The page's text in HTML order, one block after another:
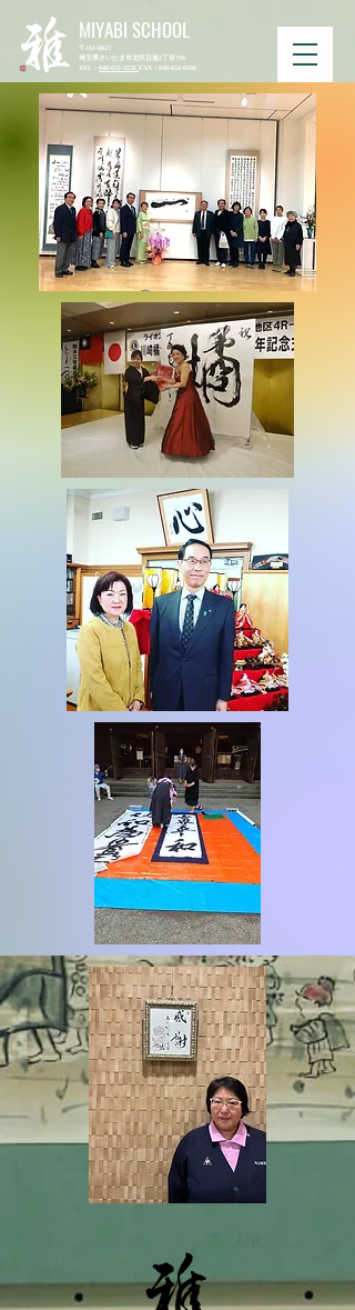
MIYABI SCHOOL
〒331-0823
埼玉県さいたま市北区日進2丁目796
​TEL： 048-652-3236 ​FAX：048-652-0580